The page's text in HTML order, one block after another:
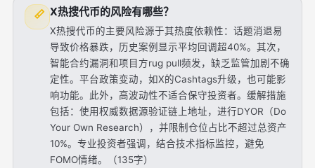
X热搜代币的风险有哪些？
X热搜代币的主要风险源于其热度依赖性：话题消退易
导致价格暴跌，历史案例显示平均回调超40%。其次，
智能合约漏洞和项目方rug pull频发，缺乏监管加剧不确
定性。平台政策变动，如X的Cashtags升级，也可能影
响功能。此外，高波动性不适合保守投资者。缓解措施
包括：使用权威数据源验证链上地址，进行DYOR（Do
Your Own Research），并限制仓位占比不超过总资产
10%。专业投资者强调，结合技术指标监控，避免
FOMO情绪。（135字）